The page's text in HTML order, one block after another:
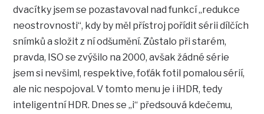
dvacítky jsem se pozastavoval nad funkcí „redukce
neostrovnosti“, kdy by měl přístroj pořídit sérii dílčích
snímků a složit z ní odšumění. Zůstalo při starém,
pravda, ISO se zvýšilo na 2000, avšak žádné série
jsem si nevšiml, respektive, foťák fotil pomalou sérií,
ale nic nespojoval. V tomto menu je i iHDR, tedy
inteligentní HDR. Dnes se „i“ předsouvá kdečemu,